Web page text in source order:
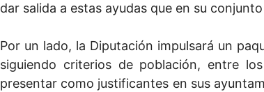
dar salida a estas ayudas que en su
Por un lado, la Diputación impulsará un
siguiendo criterios de población, entre
presentar como justificantes en sus